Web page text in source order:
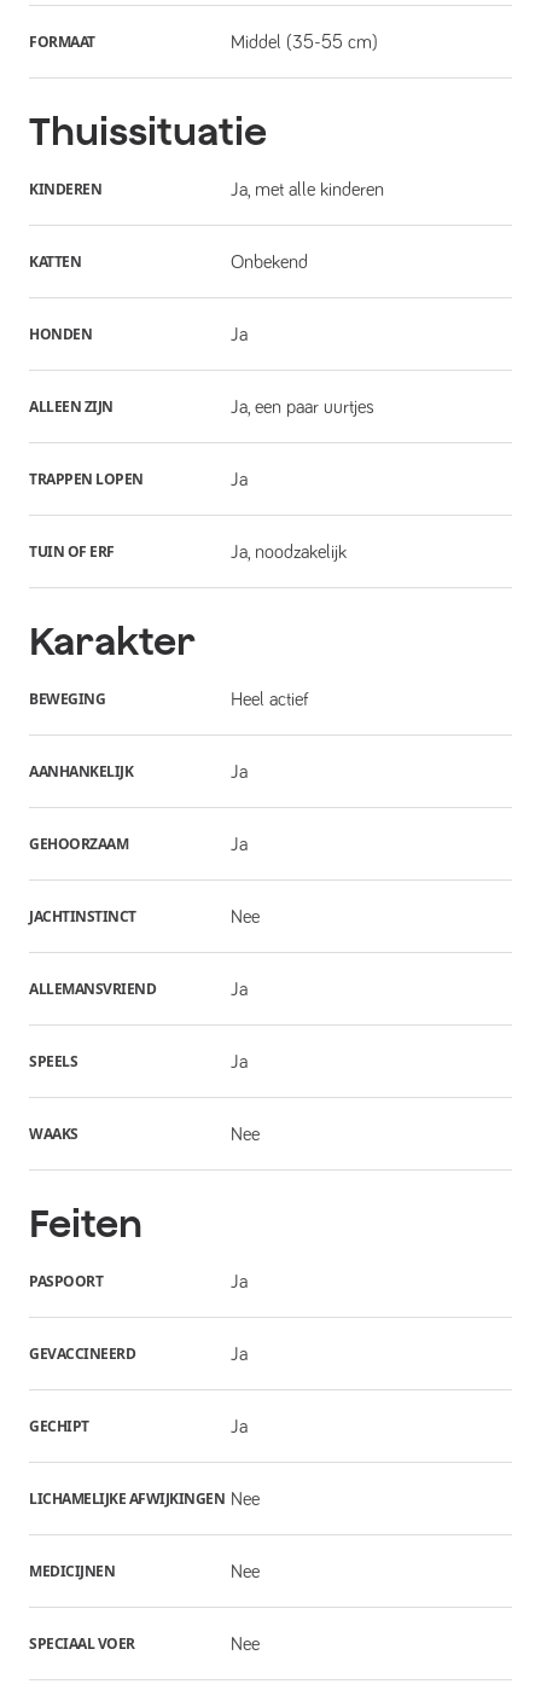
FORMAAT Middel (35-55 cm)
Thuissituatie
KINDEREN Ja, met alle kinderen
KATTEN Onbekend
HONDEN Ja
ALLEEN ZIJN Ja, een paar uurtjes
TRAPPEN LOPEN Ja
TUIN OF ERF Ja, noodzakelijk
Karakter
BEWEGING Heel actief
AANHANKELIJK Ja
GEHOORZAAM Ja
JACHTINSTINCT Nee
ALLEMANSVRIEND Ja
SPEELS Ja
WAAKS Nee
Feiten
PASPOORT Ja
GEVACCINEERD Ja
GECHIPT Ja
LICHAMELIJKE AFWIJKINGEN Nee
MEDICIJNEN Nee
SPECIAAL VOER Nee